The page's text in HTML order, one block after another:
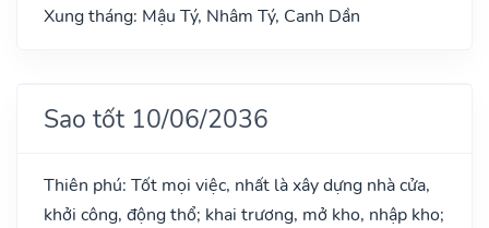
Xung tháng: Mậu Tý, Nhâm Tý, Canh Dần
Sao tốt 10/06/2036
Thiên phú: Tốt mọi việc, nhất là xây dựng nhà cửa,
khởi công, động thổ; khai trương, mở kho, nhập kho;